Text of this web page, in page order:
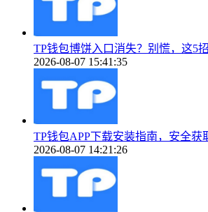
TP钱包博饼入口消失？别慌，这5
2026-08-07 15:41:35
TP钱包APP下载安装指南，安全获
2026-08-07 14:21:26